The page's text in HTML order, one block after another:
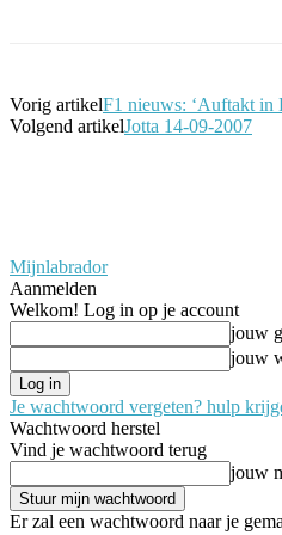
Vorig artikelF1 nieuws: ‘Auftakt in
Volgend artikelJotta 14-09-2007
Mijnlabrador
Aanmelden
Welkom! Log in op je account
jouw
jouw
Je wachtwoord vergeten? hulp
Wachtwoord herstel
Vind je wachtwoord terug
jouw
Er zal een wachtwoord naar je